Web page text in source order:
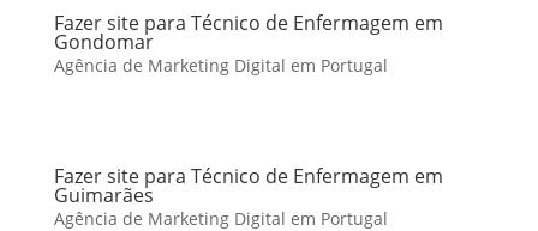
Fazer site para Técnico de Enfermagem em
Gondomar
Agência de Marketing Digital em Portugal
Fazer site para Técnico de Enfermagem em
Guimarães
Agência de Marketing Digital em Portugal